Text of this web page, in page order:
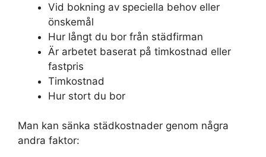
Vid bokning av speciella behov eller
önskemål
Hur långt du bor från städfirman
Är arbetet baserat på timkostnad eller
fastpris
Timkostnad
Hur stort du bor
Man kan sänka städkostnader genom några
andra faktor: